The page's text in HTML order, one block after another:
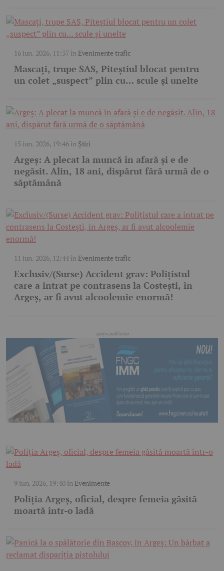
16 iun. 2026, 11:37în Evenimente trafic
Mascați, trupe SAS, Piteștiul blocat pentru
un colet „suspect” plin cu… scule și unelte
15 iun. 2026, 19:46în Știri
Argeș: A plecat la muncă în afară și e de
negăsit. Alin, 18 ani, dispărut fără urmă de o
săptămână
11 iun. 2026, 12:44în Evenimente trafic
Exclusiv/(Surse) Accident grav: Polițistul
care a intrat pe contrasens la Costești, în
Argeș, ar fi avut alcoolemie enormă!
9 iun. 2026, 19:40în Evenimente
Poliția Argeș, oficial, despre femeia găsită
moartă într-o ladă